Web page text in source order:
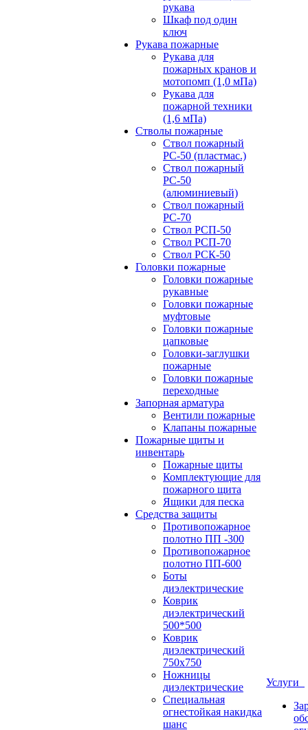
рукава
Шкаф под один
ключ
Рукава пожарные
Рукава для
пожарных кранов и
мотопомп (1,0 мПа)
Рукава для
пожарной техники
(1,6 мПа)
Стволы пожарные
Ствол пожарный
РС-50 (пластмас.)
Ствол пожарный
РС-50
(алюминиевый)
Ствол пожарный
РС-70
Ствол РСП-50
Ствол РСП-70
Ствол РСК-50
Головки пожарные
Головки пожарные
рукавные
Головки пожарные
муфтовые
Головки пожарные
цапковые
Головки-заглушки
пожарные
Головки пожарные
переходные
Запорная арматура
Вентили пожарные
Клапаны пожарные
Пожарные щиты и
инвентарь
Пожарные щиты
Комплектующие для
пожарного щита
Ящики для песка
Средства защиты
Противопожарное
полотно ПП -300
Противопожарное
полотно ПП-600
Боты
диэлектрические
Коврик
диэлектрический
500*500
Коврик
диэлектрический
750х750
Ножницы
диэлектрические
Специальная
огнестойкая накидка
шанс
Услуги